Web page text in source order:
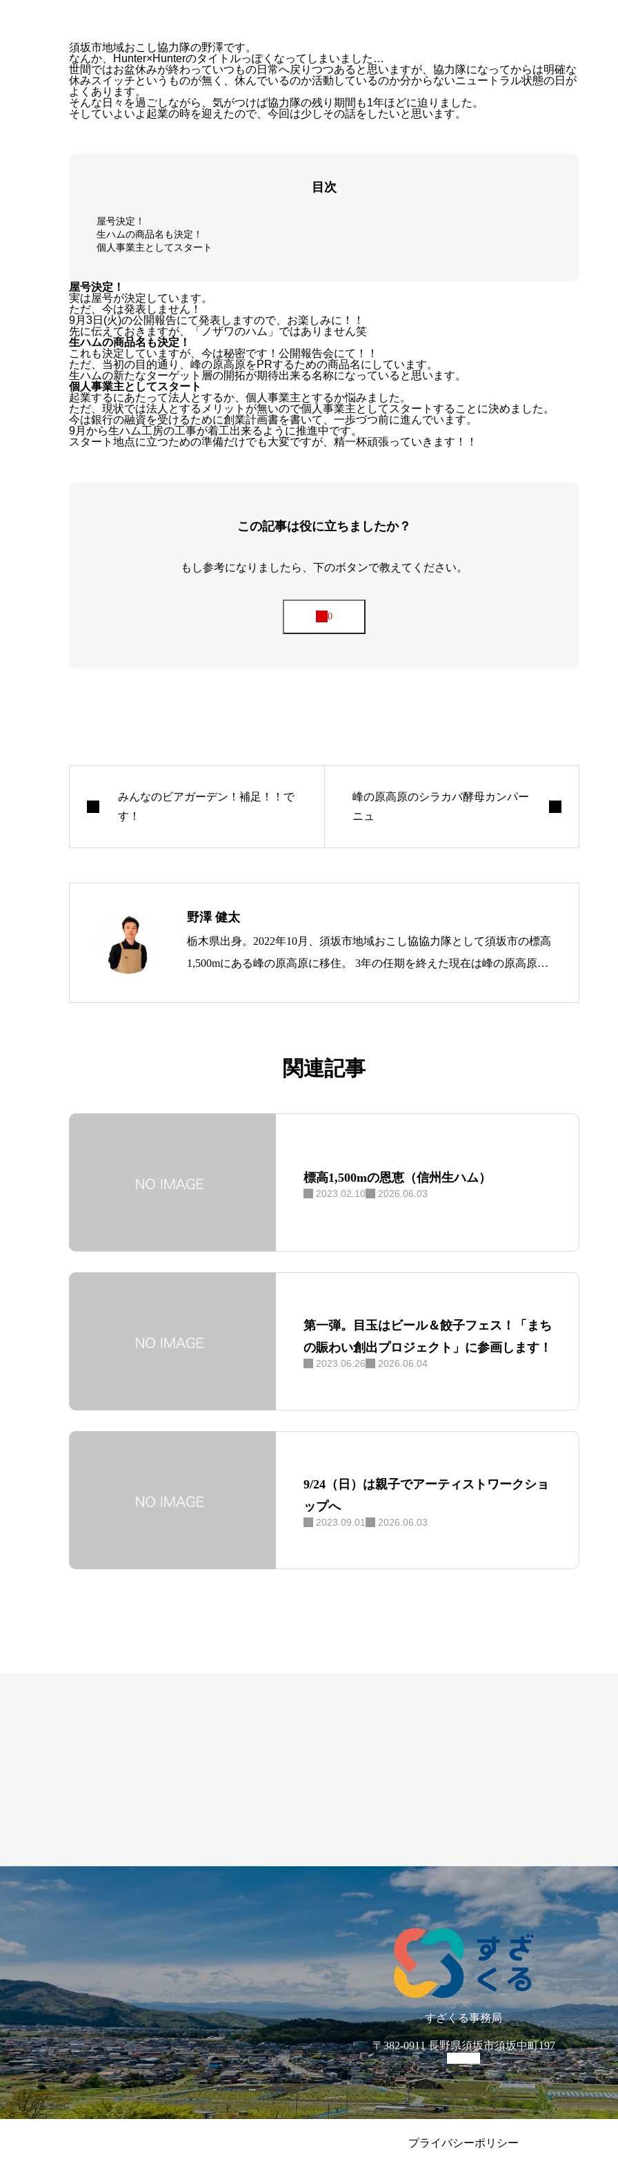
ナリワイ
須坂市地域おこし協力隊の野澤です。
なんか、Hunter×Hunterのタイトルっぽくなってしまいました…
世間ではお盆休みが終わっていつもの日常へ戻りつつあると思いますが、協力隊になってからは明確な
休みスイッチというものが無く、休んでいるのか活動しているのか分からないニュートラル状態の日が
よくあります。
そんな日々を過ごしながら、気がつけば協力隊の残り期間も1年ほどに迫りました。
そしていよいよ起業の時を迎えたので、今回は少しその話をしたいと思います。
目次
屋号決定！
生ハムの商品名も決定！
個人事業主としてスタート
屋号決定！
実は屋号が決定しています。
ただ、今は発表しません！
9月3日(火)の公開報告にて発表しますので、お楽しみに！！
先に伝えておきますが、「ノザワのハム」ではありません笑
生ハムの商品名も決定！
これも決定していますが、今は秘密です！公開報告会にて！！
ただ、当初の目的通り、峰の原高原をPRするための商品名にしています。
生ハムの新たなターゲット層の開拓が期待出来る名称になっていると思います。
個人事業主としてスタート
起業するにあたって法人とするか、個人事業主とするか悩みました。
ただ、現状では法人とするメリットが無いので個人事業主としてスタートすることに決めました。
今は銀行の融資を受けるために創業計画書を書いて、一歩づつ前に進んでいます。
9月から生ハム工房の工事が着工出来るように推進中です。
スタート地点に立つための準備だけでも大変ですが、精一杯頑張っていきます！！
この記事は役に立ちましたか？
もし参考になりましたら、下のボタンで教えてください。
みんなのビアガーデン！補足！！で
す！
峰の原高原のシラカバ酵母カンパー
ニュ
野澤 健太
栃木県出身。2022年10月、須坂市地域おこし協協力隊として須坂市の標高
1,500mにある峰の原高原に移住。 3年の任期を終えた現在は峰の原高原を
関連記事
標高1,500mの恩恵（信州生ハム）
2023.02.10 2026.06.03
第一弾。目玉はビール＆餃子フェス！「まち
の賑わい創出プロジェクト」に参画します！
2023.06.26 2026.06.04
9/24（日）は親子でアーティストワークショ
ップへ
2023.09.01 2026.06.03
すざくる事務局
〒382-0911 長野県須坂市須坂中町197
プライバシーポリシー